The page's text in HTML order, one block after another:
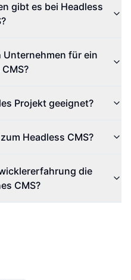
gibt es bei Headless
für ein
Projekt geeignet?
Headless CMS?
die
CMS?